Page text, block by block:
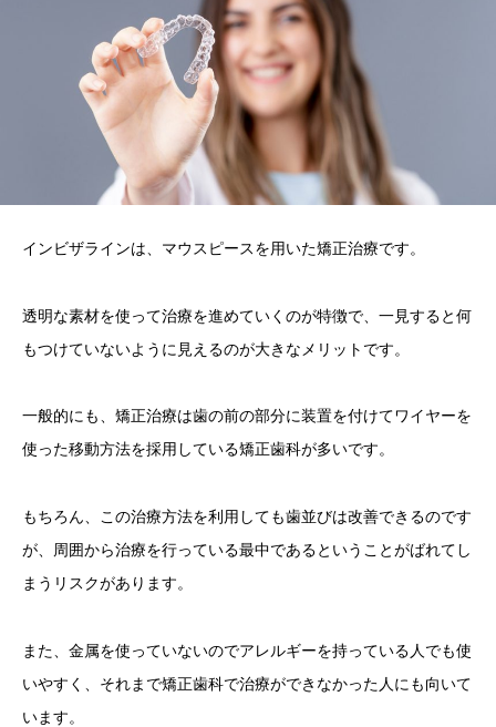
インビザラインは、マウスピースを用いた矯正治療です。
透明な素材を使って治療を進めていくのが特徴で、一見すると何
もつけていないように見えるのが大きなメリットです。
一般的にも、矯正治療は歯の前の部分に装置を付けてワイヤーを
使った移動方法を採用している矯正歯科が多いです。
もちろん、この治療方法を利用しても歯並びは改善できるのです
が、周囲から治療を行っている最中であるということがばれてし
まうリスクがあります。
また、金属を使っていないのでアレルギーを持っている人でも使
いやすく、それまで矯正歯科で治療ができなかった人にも向いて
います。